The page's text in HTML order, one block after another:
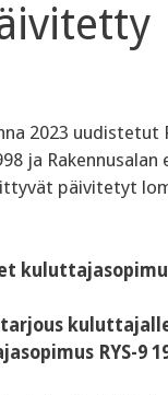
2023 uudistetut
ja
päivitetyt
kuluttajalle
RYS-9